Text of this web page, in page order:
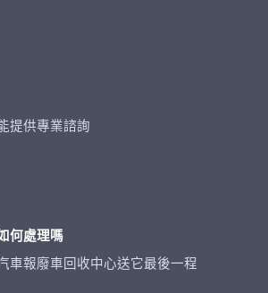
提供專業諮詢
何處理嗎
車報廢車回收中心送它最後一程